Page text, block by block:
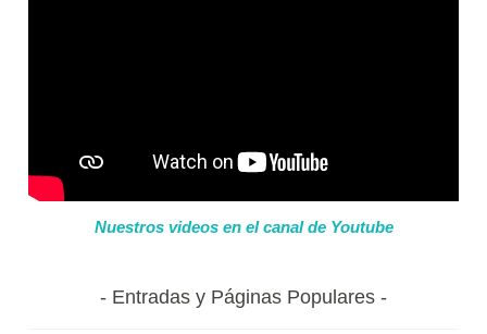
Nuestros videos en el canal de Youtube
Entradas y Páginas Populares